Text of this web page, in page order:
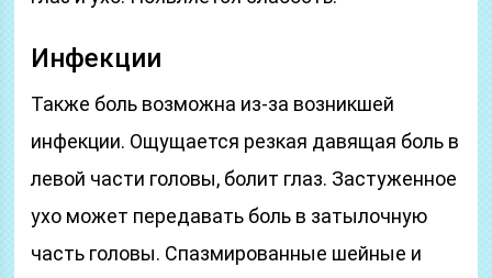
Инфекции
Также боль возможна из-за возникшей
инфекции. Ощущается резкая давящая боль в
левой части головы, болит глаз. Застуженное
ухо может передавать боль в затылочную
часть головы. Спазмированные шейные и